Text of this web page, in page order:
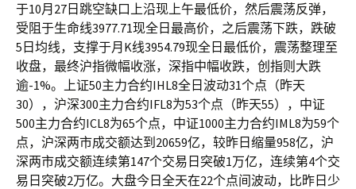
于10月27日跳空缺口上沿现上午最低价，然后震荡反弹，
受阻于生命线3977.71现全日最高价，之后震荡下跌，跌破
5日均线，支撑于月K线3954.79现全日最低价，震荡整理至
收盘，最终沪指微幅收涨，深指中幅收跌，创指则大跌
逾-1%。上证50主力合约IHL8全日波动31个点（昨天
30），沪深300主力合约IFL8为53个点（昨天55），中证
500主力合约ICL8为65个点，中证1000主力合约IML8为59个
点，沪深两市成交额达到20659亿，较昨日缩量958亿，沪
深两市成交额连续第147个交易日突破1万亿，连续第4个交
易日突破2万亿。大盘今日全天在22个点间波动，比昨日少